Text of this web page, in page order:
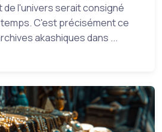
de l'univers serait consigné
C'est précisément ce
akashiques dans ...